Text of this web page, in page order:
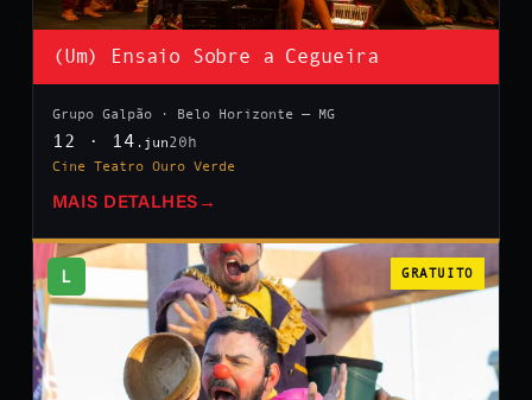
(Um) Ensaio Sobre a Cegueira
Grupo Galpão · Belo Horizonte — MG
12 · 14 .jun20h
Cine Teatro Ouro Verde
MAIS DETALHES →
L GRATUITO